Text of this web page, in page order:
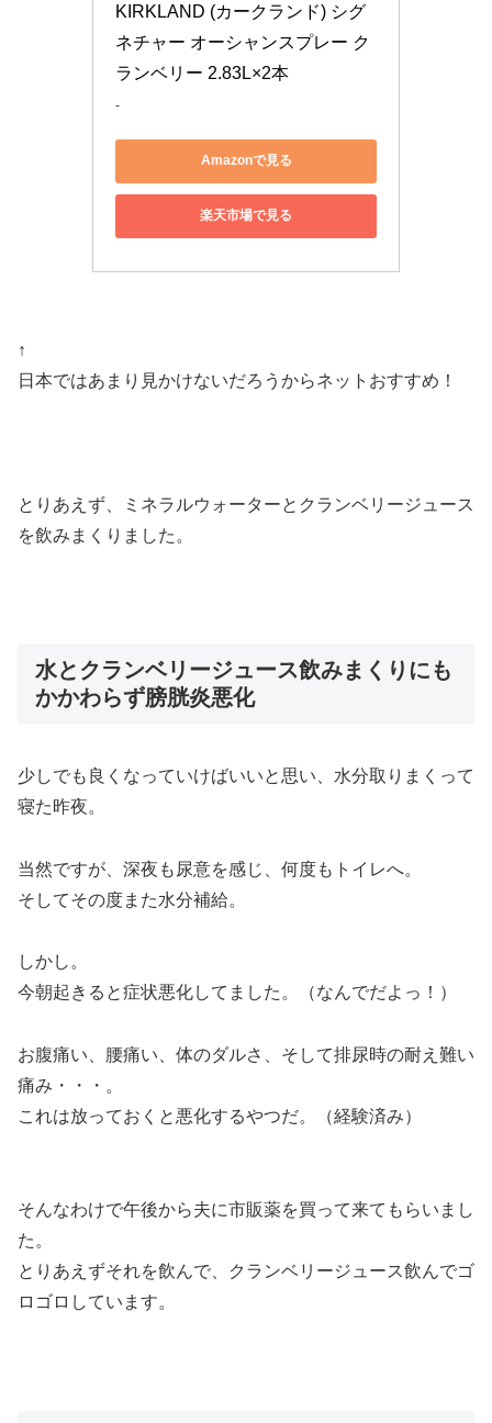
KIRKLAND (カークランド) シグ
ネチャー オーシャンスプレー ク
ランベリー 2.83L×2本
-
Amazonで見る
楽天市場で見る
↑
日本ではあまり見かけないだろうからネットおすすめ！
とりあえず、ミネラルウォーターとクランベリージュース
を飲みまくりました。
水とクランベリージュース飲みまくりにも
かかわらず膀胱炎悪化
少しでも良くなっていけばいいと思い、水分取りまくって
寝た昨夜。
当然ですが、深夜も尿意を感じ、何度もトイレへ。
そしてその度また水分補給。
しかし。
今朝起きると症状悪化してました。
（なんでだよっ！）
お腹痛い、腰痛い、体のダルさ、そして排尿時の耐え難い
痛み・・・。
これは放っておくと悪化するやつだ。（経験済み）
そんなわけで午後から夫に市販薬を買って来てもらいまし
た。
とりあえずそれを飲んで、クランベリージュース飲んでゴ
ロゴロしています。